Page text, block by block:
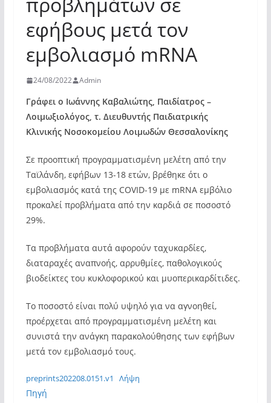
εφήβους μετά τον
εμβολιασμό mRNA
24/08/2022 Admin
Γράφει ο Ιωάννης Καβαλιώτης, Παιδίατρος –
Λοιμωξιολόγος, τ. Διευθυντής Παιδιατρικής
Κλινικής Νοσοκομείου Λοιμωδών Θεσσαλονίκης
Σε προοπτική προγραμματισμένη μελέτη από την
Ταϊλάνδη, εφήβων 13-18 ετών, βρέθηκε ότι ο
εμβολιασμός κατά της COVID-19 με mRNA εμβόλιο
προκαλεί προβλήματα από την καρδιά σε ποσοστό
29%.
Τα προβλήματα αυτά αφορούν ταχυκαρδίες,
διαταραχές αναπνοής, αρρυθμίες, παθολογικούς
βιοδείκτες του κυκλοφορικού και μυοπερικαρδίτιδες.
Το ποσοστό είναι πολύ υψηλό για να αγνοηθεί,
προέρχεται από προγραμματισμένη μελέτη και
συνιστά την ανάγκη παρακολούθησης των εφήβων
μετά τον εμβολιασμό τους.
preprints202208.0151.v1 Λήψη
Πηγή